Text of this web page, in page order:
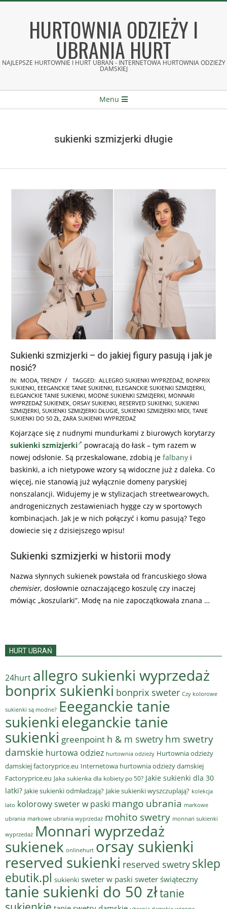
HURTOWNIA ODZIEŻY I
UBRANIA HURT
NAJLEPSZE HURTOWNIE I HURT UBRAŃ - INTERNETOWA HURTOWNIA ODZIEŻY
DAMSKIEJ
Menu
sukienki szmizjerki długie
Sukienki szmizjerki – do jakiej figury pasują i jak je
nosić?
2021-
05-
06
IN: MODA TRENDY TAGGED: ALLEGRO SUKIENKI WYPRZEDAŻ BONPRIX
SUKIENKI EEEGANCKIE TANIE SUKIENKI ELEGANCKIE SUKIENKI SZMIZJERKI
ELEGANCKIE TANIE SUKIENKI MODNE SUKIENKI SZMIZJERKI MONNARI
WYPRZEDAŻ SUKIENEK ORSAY SUKIENKI RESERVED SUKIENKI SUKIENKI
SZMIZJERKI SUKIENKI SZMIZJERKI DŁUGIE SUKIENKI SZMIZJERKI MIDI TANIE
SUKIENKI DO 50 ZŁ ZARA SUKIENKI WYPRZEDAŻ
Kojarzące się z nudnymi mundurkami z biurowych korytarzy
sukienki szmizjerki
powracają do łask – tym razem w
nowej odsłonie. Są przeskalowane, zdobią je falbany i
baskinki, a ich nietypowe wzory są widoczne już z daleka. Co
więcej, nie stanowią już wyłącznie domeny paryskiej
nonszalancji. Widujemy je w stylizacjach streetwearowych,
androgenicznych zestawieniach hygge czy w sportowych
kombinacjach. Jak je w nich połączyć i komu pasują? Tego
dowiecie się z dzisiejszego wpisu!
Sukienki szmizjerki w historii mody
Nazwa słynnych sukienek powstała od francuskiego słowa
chemisier, dosłownie oznaczającego koszulę czy inaczej
mówiąc „koszularki”. Modę na nie zapoczątkowała znana …
HURT UBRAŃ
24hurt allegro sukienki wyprzedaż
bonprix sukienki bonprix sweter Czy kolorowe
sukienki są modne? Eeeganckie tanie
sukienkieleganckie tanie
sukienki greenpoint h & m swetry hm swetry
damskie hurtowa odziez hurtownia odzieży Hurtownia odzieży
damskiej factoryprice.eu Internetowa hurtownia odzieży damskiej
Factoryprice.eu Jaka sukienka dla kobiety po 50? Jakie sukienki dla 30
latki? Jakie sukienki odmładzają? Jakie sukienki wyszczuplają? kolekcja
lato kolorowy sweter w paski mango ubrania markowe
ubrania markowe ubrania wyprzedaż mohito swetry monnari sukienki
wyprzedaż Monnari wyprzedaż
sukienek onlinehurt orsay sukienki
reserved sukienki reserved swetry sklep
ebutik.pl sukienki sweter w paski sweter świąteczny
tanie sukienki do 50 złtanie